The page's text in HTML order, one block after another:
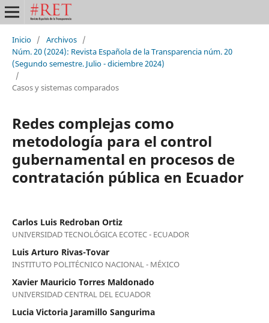
Inicio / Archivos /
Núm. 20 (2024): Revista Española de la Transparencia núm. 20
(Segundo semestre. Julio - diciembre 2024)
/
Casos y sistemas comparados
Redes complejas como
metodología para el control
gubernamental en procesos de
contratación pública en Ecuador
Carlos Luis Redroban Ortiz
UNIVERSIDAD TECNOLÓGICA ECOTEC - ECUADOR
Luis Arturo Rivas-Tovar
INSTITUTO POLITÉCNICO NACIONAL - MÉXICO
Xavier Mauricio Torres Maldonado
UNIVERSIDAD CENTRAL DEL ECUADOR
Lucia Victoria Jaramillo Sangurima